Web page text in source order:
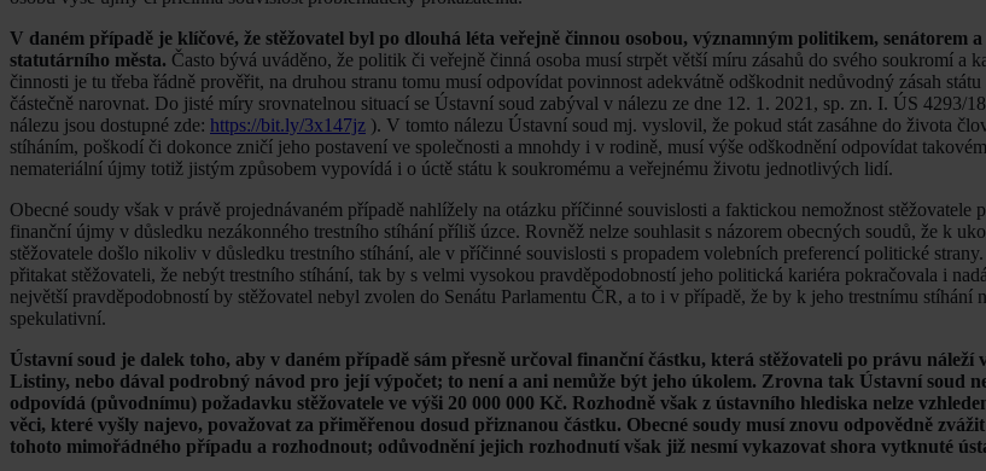
V daném případě je klíčové, že stěžovatel byl po dlouhá léta veřejně činnou osobou, významným politikem, senátorem
statutárního města. Často bývá uváděno, že politik či veřejně činná osoba musí strpět větší míru zásahů do svého soukromí a
činnosti je tu třeba řádně prověřit, na druhou stranu tomu musí odpovídat povinnost adekvátně odškodnit nedůvodný zásah státu
částečně narovnat. Do jisté míry srovnatelnou situací se Ústavní soud zabýval v nálezu ze dne 12. 1. 2021, sp. zn. I. ÚS 4293/
nálezu jsou dostupné zde: https://bit.ly/3x147jz ). V tomto nálezu Ústavní soud mj. vyslovil, že pokud stát zasáhne do života
stíháním, poškodí či dokonce zničí jeho postavení ve společnosti a mnohdy i v rodině, musí výše odškodnění odpovídat
nemateriální újmy totiž jistým způsobem vypovídá i o úctě státu k soukromému a veřejnému životu jednotlivých lidí.
Obecné soudy však v právě projednávaném případě nahlížely na otázku příčinné souvislosti a faktickou nemožnost stěžovatele
finanční újmy v důsledku nezákonného trestního stíhání příliš úzce. Rovněž nelze souhlasit s názorem obecných soudů, že k
stěžovatele došlo nikoliv v důsledku trestního stíhání, ale v příčinné souvislosti s propadem volebních preferencí politické
přitakat stěžovateli, že nebýt trestního stíhání, tak by s velmi vysokou pravděpodobností jeho politická kariéra pokračovala i
největší pravděpodobností by stěžovatel nebyl zvolen do Senátu Parlamentu ČR, a to i v případě, že by k jeho trestnímu stíhání
spekulativní.
Ústavní soud je dalek toho, aby v daném případě sám přesně určoval finanční částku, která stěžovateli po právu náleží
Listiny, nebo dával podrobný návod pro její výpočet; to není a ani nemůže být jeho úkolem. Zrovna tak Ústavní soud
odpovídá (původnímu) požadavku stěžovatele ve výši 20 000 000 Kč. Rozhodně však z ústavního hlediska nelze
věci, které vyšly najevo, považovat za přiměřenou dosud přiznanou částku. Obecné soudy musí znovu odpovědně
tohoto mimořádného případu a rozhodnout; odůvodnění jejich rozhodnutí však již nesmí vykazovat shora vytknuté